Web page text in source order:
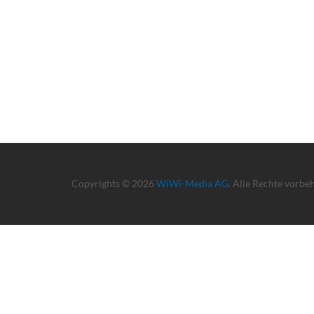
Copyrights © 2026 WiWi-Media AG. Alle Rechte